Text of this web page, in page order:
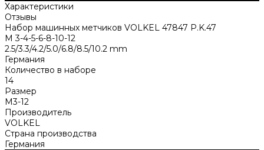
Характеристики
Отзывы
Набор машинных метчиков VOLKEL 47847 P.K.47
M 3-4-5-6-8-10-12
2.5/3.3/4.2/5.0/6.8/8.5/10.2 mm
Германия
Количество в наборе
14
Размер
М3-12
Производитель
VOLKEL
Страна производства
Германия